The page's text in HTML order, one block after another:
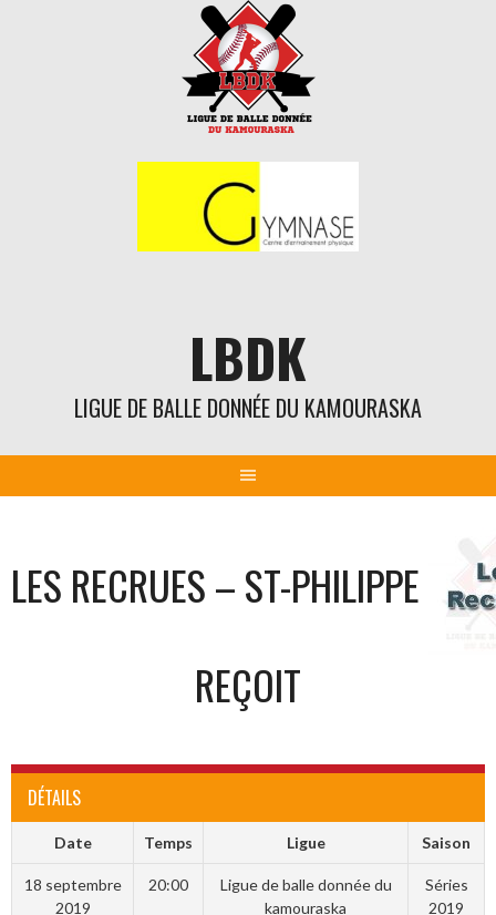
LBDK
LIGUE DE BALLE DONNÉE DU KAMOURASKA
LES RECRUES – ST-PHILIPPE
REÇOIT
DÉTAILS
Date Temps Ligue Saison
18 septembre
2019
20:00
Ligue de balle donnée du
kamouraska
Séries
2019